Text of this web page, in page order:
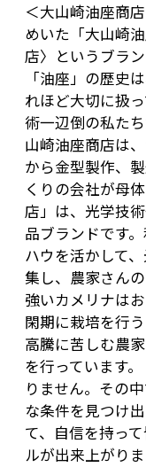
＜大山崎油座商
めいた「大山崎
店〉というブラ
「油座」の歴史
れほど大切に扱
術一辺倒の私た
山崎油座商店は
から金型製作、
くりの会社が母
店」は、光学技
品ブランドです
ハウを活かして
集し、農家さん
強いカメリナは
閑期に栽培を行
高騰に苦しむ農
を行っています
りません。その
な条件を見つけ
て、自信を持っ
ルが出来上がりま